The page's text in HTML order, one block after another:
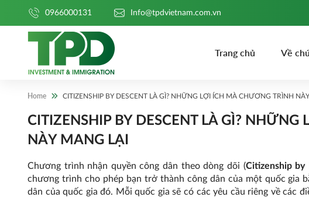
0966000131 Info@tpdvietnam.com.vn
Trang chủ Về
Home CITIZENSHIP BY DESCENT LÀ GÌ? NHỮNG LỢI ÍCH MÀ CHƯƠNG TRÌNH
CITIZENSHIP BY DESCENT LÀ GÌ?
NÀY MANG LẠI
Chương trình nhận quyền công dân theo dòng dõi (Citizenship by
chương trình cho phép bạn trở thành công dân của một quốc gia
dân của quốc gia đó. Mỗi quốc gia sẽ có các yêu cầu riêng về các